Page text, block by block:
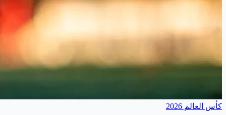
كأس العالم 2026